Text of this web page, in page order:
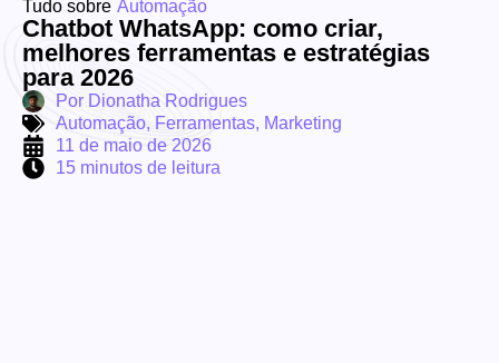
Tudo sobre Automação
Chatbot WhatsApp: como criar,
melhores ferramentas e estratégias
para 2026
Por Dionatha Rodrigues
Automação, Ferramentas, Marketing
11 de maio de 2026
15 minutos de leitura